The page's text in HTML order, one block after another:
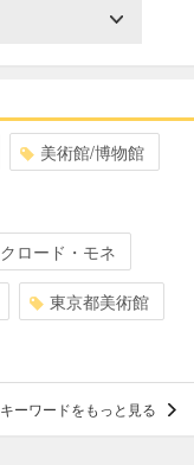
美術館/博物館
クロード・モネ
東京都美術館
キーワードをもっと見る